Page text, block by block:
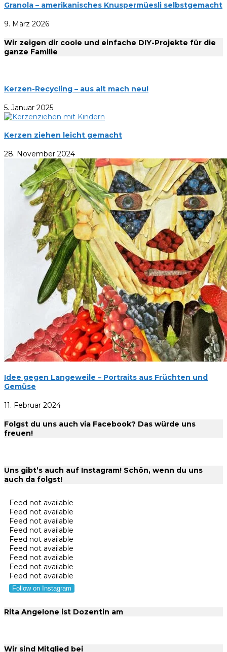
Granola – amerikanisches Knuspermüesli selbstgemacht
9. März 2026
Wir zeigen dir coole und einfache DIY-Projekte für die
ganze Familie
Kerzen-Recycling – aus alt mach neu!
5. Januar 2025
Kerzen ziehen leicht gemacht
28. November 2024
Idee gegen Langeweile – Portraits aus Früchten und
Gemüse
11. Februar 2024
Folgst du uns auch via Facebook? Das würde uns
freuen!
Uns gibt’s auch auf Instagram! Schön, wenn du uns
auch da folgst!
Feed not available
Feed not available
Feed not available
Feed not available
Feed not available
Feed not available
Feed not available
Feed not available
Feed not available
Follow on Instagram
Rita Angelone ist Dozentin am
Wir sind Mitglied bei